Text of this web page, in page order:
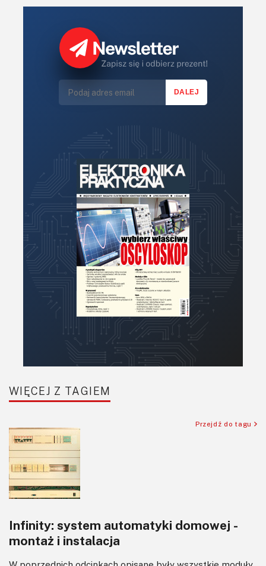
Koła Naukowe
LED/LCD/OLED
Mechatronika
Optoelektronika
PCB/Montaż
Podstawy elektroniki
Podzespoły bierne
Półprzewodniki
Pomiary i testy
Projektowanie
Sensory
Software
Sterowanie
Transformatory
Tranzystory
Wzmacniacze
Zasilanie
WIĘCEJ Z TAGIEM
Przejdź do tagu
Infinity: system automatyki domowej -
montaż i instalacja